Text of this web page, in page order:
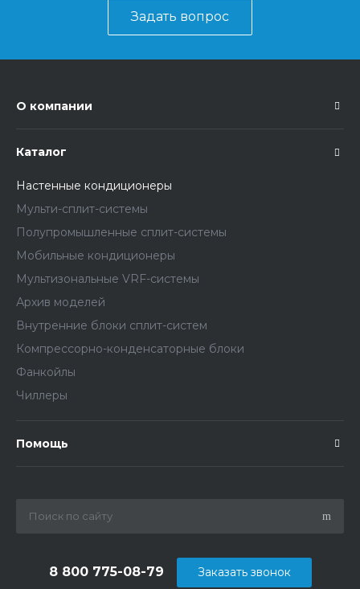
Задать вопрос
О компании
Каталог
Настенные кондиционеры
Мульти-сплит-системы
Полупромышленные сплит-системы
Мобильные кондиционеры
Мультизональные VRF-системы
Архив моделей
Внутренние блоки сплит-систем
Компрессорно-конденсаторные блоки
Фанкойлы
Чиллеры
Помощь
8 800 775-08-79 Заказать звонок